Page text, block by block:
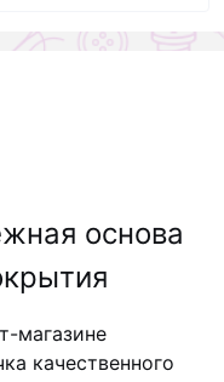
основа
магазине
качественного